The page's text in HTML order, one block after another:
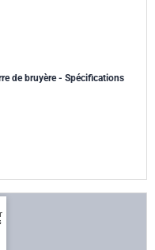
de bruyère - Spécifications